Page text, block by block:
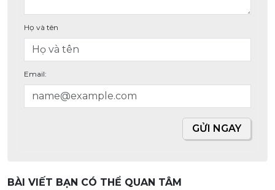
Họ và tên
Email:
GỬI NGAY
BÀI VIẾT BẠN CÓ THỂ QUAN TÂM